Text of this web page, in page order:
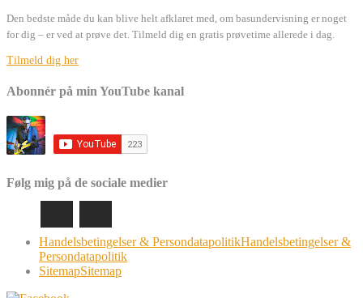
Den bedste måde du kan blive helt afklaret med, om basundervisning er noget
for dig – er ved at prøve det. Tilmeld dig en gratis prøvetime allerede i dag.
Tilmeld dig her
Abonnér på min YouTube kanal
Følg mig på de sociale medier
Handelsbetingelser & PersondatapolitikHandelsbetingelser &
Persondatapolitik
SitemapSitemap